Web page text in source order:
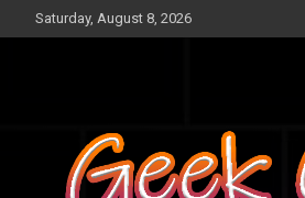
to
Saturday, August 8, 2026